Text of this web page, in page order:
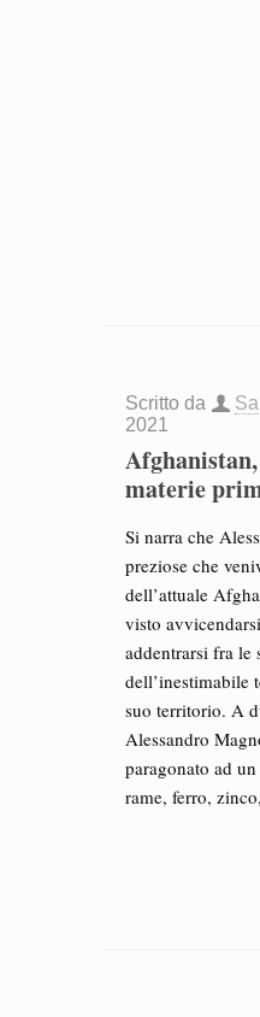
Scritto da
2021
materie
Si narra che
preziose che
dell’attuale
visto
addentrarsi fra le
dell’inestimabile
suo territorio. A
Alessandro
paragonato ad
rame, ferro,